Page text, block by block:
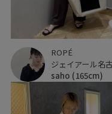
ROPÉ
saho (165cm)